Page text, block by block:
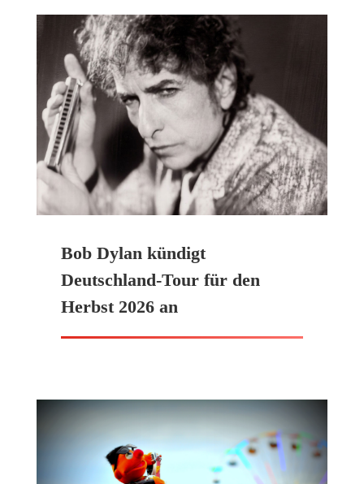
Bob Dylan kündigt
Deutschland-Tour für den
Herbst 2026 an